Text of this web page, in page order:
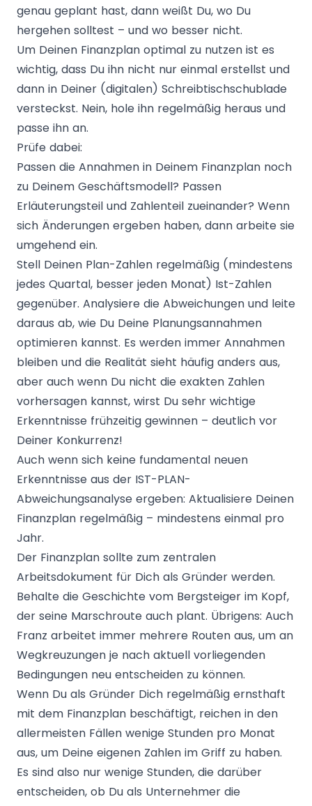
genau geplant hast, dann weißt Du, wo Du
hergehen solltest – und wo besser nicht.
Um Deinen Finanzplan optimal zu nutzen ist es
wichtig, dass Du ihn nicht nur einmal erstellst und
dann in Deiner (digitalen) Schreibtischschublade
versteckst. Nein, hole ihn regelmäßig heraus und
passe ihn an.
Prüfe dabei:
Passen die Annahmen in Deinem Finanzplan noch
zu Deinem Geschäftsmodell? Passen
Erläuterungsteil und Zahlenteil zueinander? Wenn
sich Änderungen ergeben haben, dann arbeite sie
umgehend ein.
Stell Deinen Plan-Zahlen regelmäßig (mindestens
jedes Quartal, besser jeden Monat) Ist-Zahlen
gegenüber. Analysiere die Abweichungen und leite
daraus ab, wie Du Deine Planungsannahmen
optimieren kannst. Es werden immer Annahmen
bleiben und die Realität sieht häufig anders aus,
aber auch wenn Du nicht die exakten Zahlen
vorhersagen kannst, wirst Du sehr wichtige
Erkenntnisse frühzeitig gewinnen – deutlich vor
Deiner Konkurrenz!
Auch wenn sich keine fundamental neuen
Erkenntnisse aus der IST-PLAN-
Abweichungsanalyse ergeben: Aktualisiere Deinen
Finanzplan regelmäßig – mindestens einmal pro
Jahr.
Der Finanzplan sollte zum zentralen
Arbeitsdokument für Dich als Gründer werden.
Behalte die Geschichte vom Bergsteiger im Kopf,
der seine Marschroute auch plant. Übrigens: Auch
Franz arbeitet immer mehrere Routen aus, um an
Wegkreuzungen je nach aktuell vorliegenden
Bedingungen neu entscheiden zu können.
Wenn Du als Gründer Dich regelmäßig ernsthaft
mit dem Finanzplan beschäftigt, reichen in den
allermeisten Fällen wenige Stunden pro Monat
aus, um Deine eigenen Zahlen im Griff zu haben.
Es sind also nur wenige Stunden, die darüber
entscheiden, ob Du als Unternehmer die